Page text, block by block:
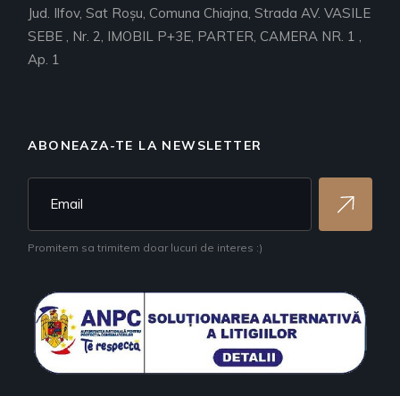
Jud. Ilfov, Sat Roşu, Comuna Chiajna, Strada AV. VASILE
SEBE , Nr. 2, IMOBIL P+3E, PARTER, CAMERA NR. 1 ,
Ap. 1
ABONEAZA-TE LA NEWSLETTER
Promitem sa trimitem doar lucuri de interes :)